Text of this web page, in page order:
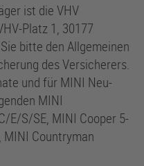
ist die VHV
Platz 1, 30177
bitte den Allgemeinen
des Versicherers.
und für MINI Neu-
MINI
E/S/SE, MINI Cooper 5-
MINI Countryman